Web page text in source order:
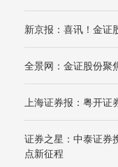
新京报：喜讯！金证
全景网：金证股份聚
上海证券报：粤开证
证券之星：中泰证券
点新征程